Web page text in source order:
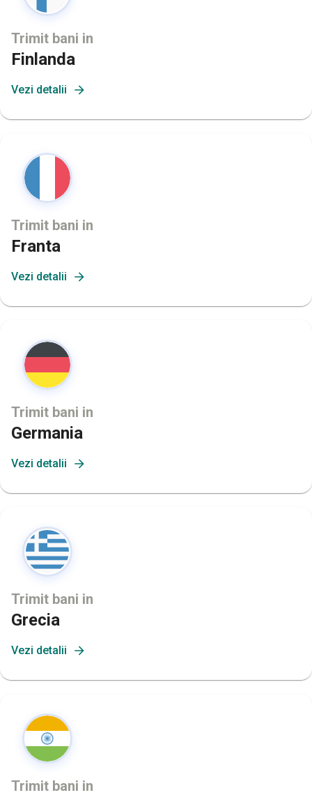
Trimit bani in
Finlanda
Vezi detalii
Trimit bani in
Franta
Vezi detalii
Trimit bani in
Germania
Vezi detalii
Trimit bani in
Grecia
Vezi detalii
Trimit bani in